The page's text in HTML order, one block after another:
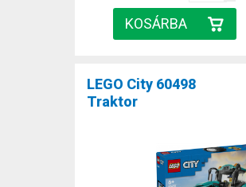
LEGO City 60498
Traktor